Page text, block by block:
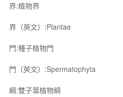
界:植物界
界（英文）:Plantae
門:種子植物門
門（英文）:Spermatophyta
綱:雙子葉植物綱